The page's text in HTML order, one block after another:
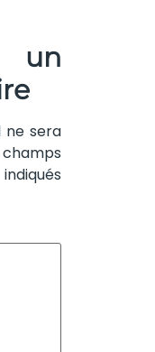
un
ne sera